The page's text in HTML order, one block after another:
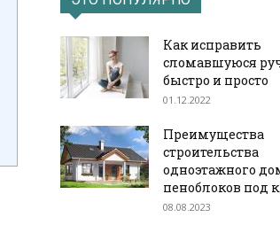
Как исправить
сломавшуюся
быстро и просто
01.12.2022
Преимущества
строительства
одноэтажного
пеноблоков под
08.08.2023